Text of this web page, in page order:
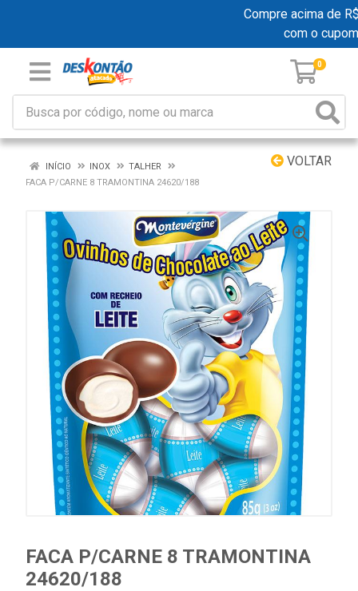
Compre acima de
com o cupom
0
VOLTAR
INÍCIO INOX
TALHER
FACA P/CARNE 8 TRAMONTINA 24620/188
FACA P/CARNE 8 TRAMONTINA
24620/188